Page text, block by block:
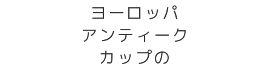
ヨーロッパ
アンティーク
カップの